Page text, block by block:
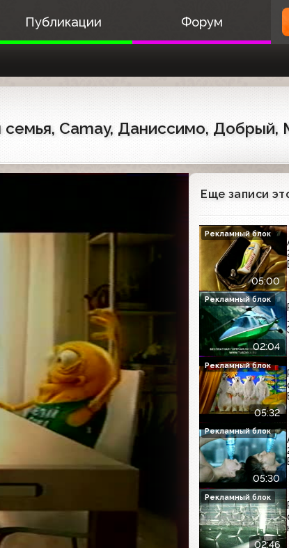
Публикации Форум
Camay, Даниссимо, Добрый,
Еще записи
05:00
Рекламный блок
02:04
Рекламный блок
05:32
Рекламный блок
05:30
Рекламный блок
02:46
Рекламный блок